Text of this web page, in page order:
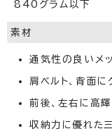
840グラム以下
素材
通気性の良いメ
肩ベルト、背面に
前後、左右に高
収納力に優れた